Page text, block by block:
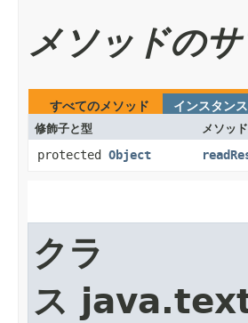
メソッドの
すべてのメソッド インスタン
修飾子と型 メソッド
protected Object
クラ
ス